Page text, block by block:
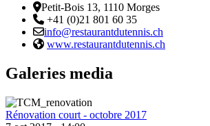
Adresse
Petit-Bois 13, 1110 Morges
Téléphone:
+41 (0)21 801 60 35
Email :
info@restaurantdutennis.ch
Site web:
www.restaurantdutennis.ch
Galeries media
Rénovation court - octobre 2017